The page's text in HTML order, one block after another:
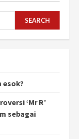
SEARCH
esok?
‘Mr R’
sebagai